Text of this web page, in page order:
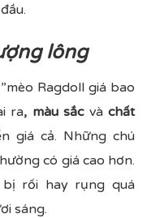
lông
Ragdoll giá bao
ra, màu sắcvàchất
giá cả. Những chú
có giá cao hơn.
bị rối hay rụng quá
sáng.